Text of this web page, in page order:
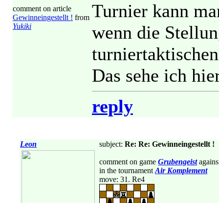
comment on article
Gewinneingestellt ! from
Yukiki
Turnier kann
wenn die
Das sehe ich
reply
Leon subject: Re: Re: Gewinneingestellt !
comment on game Grubengeist
in the tournament Air Komplement
move: 31. Re4